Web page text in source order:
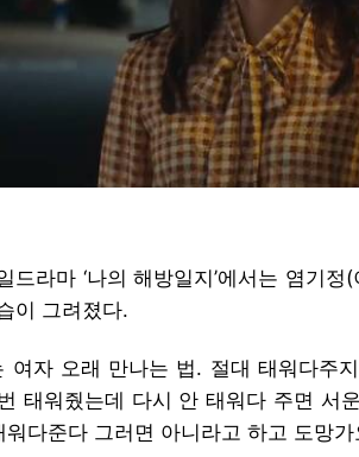
드라마 ‘나의 해방일지’에서는 염기
이 그려졌다.
여자 오래 만나는 법. 절대 태워다주
태워줬는데 다시 안 태워다 주면 서
다준다 그러면 아니라고 하고 도망가